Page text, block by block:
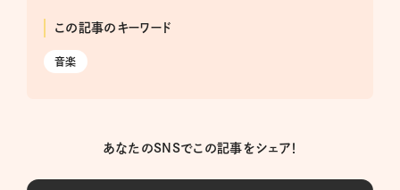
この記事のキーワード
音楽
あなたのSNSでこの記事をシェア！